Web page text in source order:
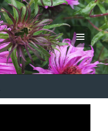
MENY
OCH
WIDGETS